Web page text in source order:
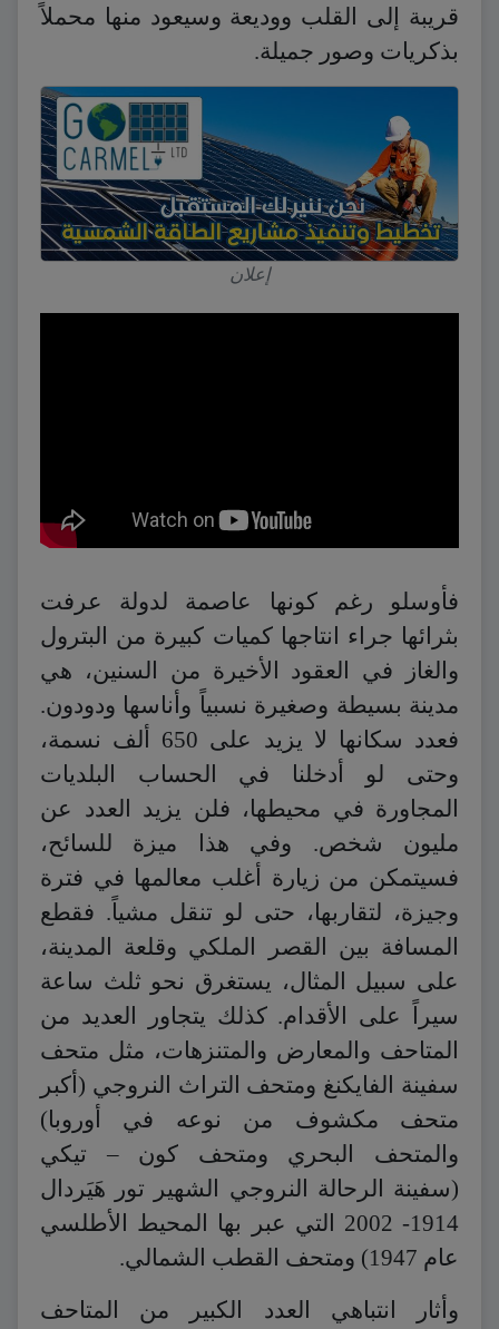
قريبة إلى القلب ووديعة وسيعود منها محملاً
بذكريات وصور جميلة.
إعلان
فأوسلو رغم كونها عاصمة لدولة عرفت
بثرائها جراء انتاجها كميات كبيرة من البترول
والغاز في العقود الأخيرة من السنين، هي
مدينة بسيطة وصغيرة نسبياً وأناسها ودودون.
فعدد سكانها لا يزيد على 650 ألف نسمة،
وحتى لو أدخلنا في الحساب البلديات
المجاورة في محيطها، فلن يزيد العدد عن
مليون شخص. وفي هذا ميزة للسائح،
فسيتمكن من زيارة أغلب معالمها في فترة
وجيزة، لتقاربها، حتى لو تنقل مشياً. فقطع
المسافة بين القصر الملكي وقلعة المدينة،
على سبيل المثال، يستغرق نحو ثلث ساعة
سيراً على الأقدام. كذلك يتجاور العديد من
المتاحف والمعارض والمتنزهات، مثل متحف
سفينة الفايكنغ ومتحف التراث النروجي (أكبر
متحف مكشوف من نوعه في أوروبا)
والمتحف البحري ومتحف كون – تيكي
(سفينة الرحالة النروجي الشهير تور هَيَردال
1914- 2002 التي عبر بها المحيط الأطلسي
عام 1947) ومتحف القطب الشمالي.
وأثار انتباهي العدد الكبير من المتاحف